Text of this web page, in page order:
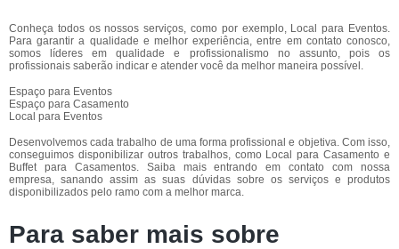
Conheça todos os nossos serviços, como por exemplo, Local para Eventos.
Para garantir a qualidade e melhor experiência, entre em contato conosco,
somos líderes em qualidade e profissionalismo no assunto, pois os
profissionais saberão indicar e atender você da melhor maneira possível.
Espaço para Eventos
Espaço para Casamento
Local para Eventos
Desenvolvemos cada trabalho de uma forma profissional e objetiva. Com isso,
conseguimos disponibilizar outros trabalhos, como Local para Casamento e
Buffet para Casamentos. Saiba mais entrando em contato com nossa
empresa, sanando assim as suas dúvidas sobre os serviços e produtos
disponibilizados pelo ramo com a melhor marca.
Para saber mais sobre